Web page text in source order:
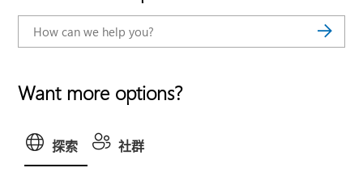
Want more options?
探索 社群